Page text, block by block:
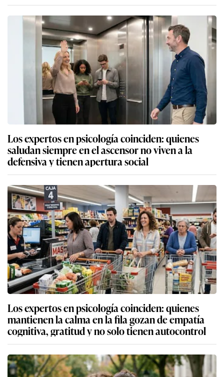
Los expertos en psicología coinciden: quienes
saludan siempre en el ascensor no viven a la
defensiva y tienen apertura social
Los expertos en psicología coinciden: quienes
mantienen la calma en la fila gozan de empatía
cognitiva, gratitud y no solo tienen autocontrol